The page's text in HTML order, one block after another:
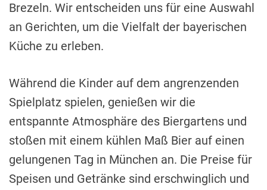
Brezeln. Wir entscheiden uns für eine Auswahl
an Gerichten, um die Vielfalt der bayerischen
Küche zu erleben.
Während die Kinder auf dem angrenzenden
Spielplatz spielen, genießen wir die
entspannte Atmosphäre des Biergartens und
stoßen mit einem kühlen Maß Bier auf einen
gelungenen Tag in München an. Die Preise für
Speisen und Getränke sind erschwinglich und